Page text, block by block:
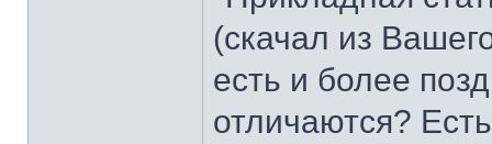
(скачал из
есть и более
отличаются?